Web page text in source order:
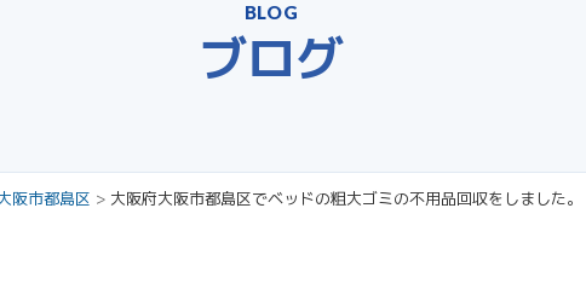
BLOG
ブログ
阪市都島区 > 大阪府大阪市都島区でベッドの粗大ゴミの不用品回収をしました。